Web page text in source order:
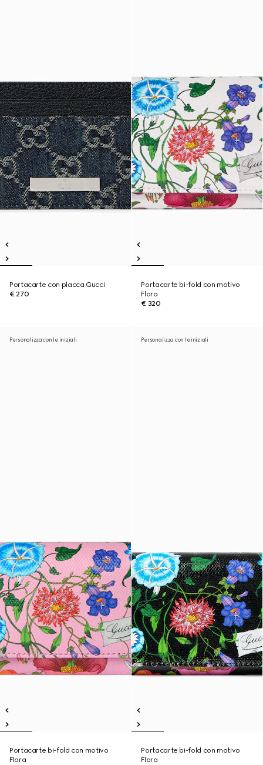
Portacarte con placca Gucci
€ 270
Portacarte bi-fold con motivo
Flora
€ 320
Personalizza con le iniziali
Portacarte bi-fold con motivo
Flora
Personalizza con le iniziali
Portacarte bi-fold con motivo
Flora